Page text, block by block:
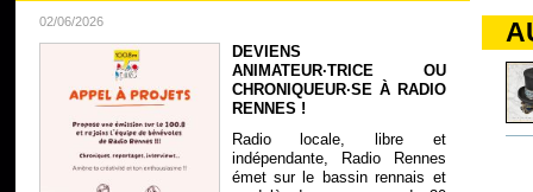
02/06/2026
DEVIENS
ANIMATEUR·TRICE OU
CHRONIQUEUR·SE À RADIO
RENNES !
Radio locale, libre et
indépendante, Radio Rennes
émet sur le bassin rennais et